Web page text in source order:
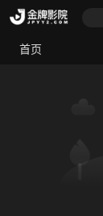
首页